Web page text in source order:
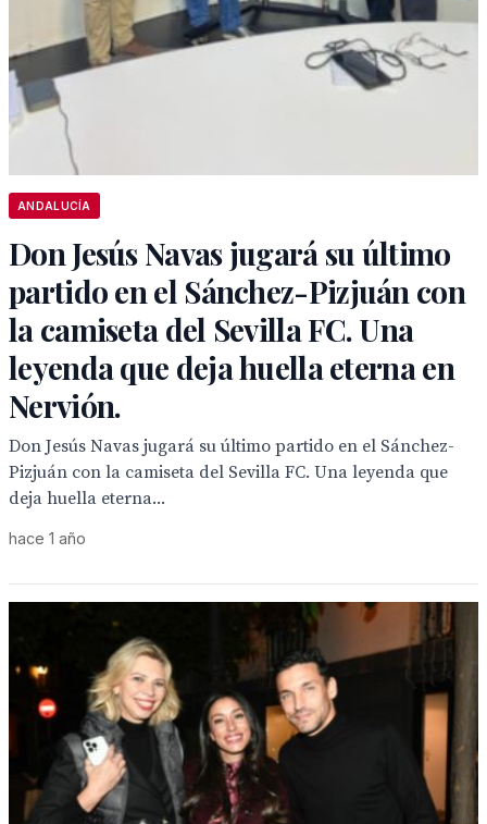
ANDALUCÍA
Don Jesús Navas jugará su último
partido en el Sánchez-Pizjuán con
la camiseta del Sevilla FC. Una
leyenda que deja huella eterna en
Nervión.
Don Jesús Navas jugará su último partido en el Sánchez-
Pizjuán con la camiseta del Sevilla FC. Una leyenda que
deja huella eterna...
hace 1 año